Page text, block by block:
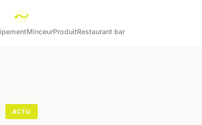
MinceurProduitRestaurant bar
ACTU